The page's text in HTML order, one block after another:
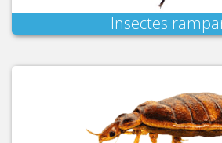
Insectes